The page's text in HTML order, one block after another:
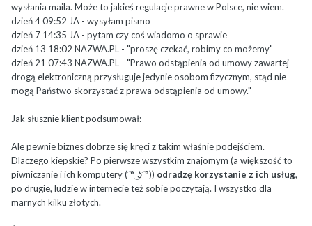
wysłania maila. Może to jakieś regulacje prawne w Polsce, nie wiem.
dzień 4 09:52 JA - wysyłam pismo
dzień 7 14:35 JA - pytam czy coś wiadomo o sprawie
dzień 13 18:02 NAZWA.PL - "proszę czekać, robimy co możemy"
dzień 21 07:43 NAZWA.PL - "Prawo odstąpienia od umowy zawartej
drogą elektroniczną przysługuje jedynie osobom fizycznym, stąd nie
mogą Państwo skorzystać z prawa odstąpienia od umowy."
Jak słusznie klient podsumował:
Ale pewnie biznes dobrze się kręci z takim właśnie podejściem.
Dlaczego kiepskie? Po pierwsze wszystkim znajomym (a większość to
piwniczanie i ich komputery ( ͡° ͜ʖ ͡°)) odradzę korzystanie z ich usług,
po drugie, ludzie w internecie też sobie poczytają. I wszystko dla
marnych kilku złotych.